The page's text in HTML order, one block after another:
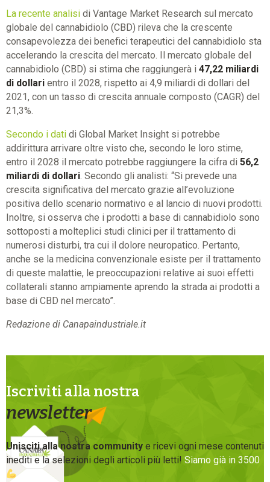
La recente analisi di Vantage Market Research sul mercato
globale del cannabidiolo (CBD) rileva che la crescente
consapevolezza dei benefici terapeutici del cannabidiolo sta
accelerando la crescita del mercato. Il mercato globale del
cannabidiolo (CBD) si stima che raggiungerà i 47,22 miliardi
di dollari entro il 2028, rispetto ai 4,9 miliardi di dollari del
2021, con un tasso di crescita annuale composto (CAGR) del
21,3%.
Secondo i dati di Global Market Insight si potrebbe
addirittura arrivare oltre visto che, secondo le loro stime,
entro il 2028 il mercato potrebbe raggiungere la cifra di 56,2
miliardi di dollari. Secondo gli analisti: “Si prevede una
crescita significativa del mercato grazie all’evoluzione
positiva dello scenario normativo e al lancio di nuovi prodotti.
Inoltre, si osserva che i prodotti a base di cannabidiolo sono
sottoposti a molteplici studi clinici per il trattamento di
numerosi disturbi, tra cui il dolore neuropatico. Pertanto,
anche se la medicina convenzionale esiste per il trattamento
di queste malattie, le preoccupazioni relative ai suoi effetti
collaterali stanno ampiamente aprendo la strada ai prodotti a
base di CBD nel mercato”.
Redazione di Canapaindustriale.it
Iscriviti alla nostra
newsletter
Unisciti alla nostra community e ricevi ogni mese contenuti
inediti e la selezioni degli articoli più letti! Siamo già in 3500